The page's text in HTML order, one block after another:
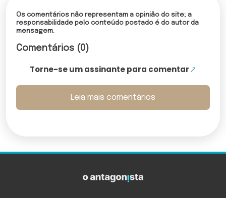
Os comentários não representam a opinião do site; a
responsabilidade pelo conteúdo postado é do autor da
mensagem.
Comentários (0)
Torne-se um assinante para comentar
Leia mais comentários